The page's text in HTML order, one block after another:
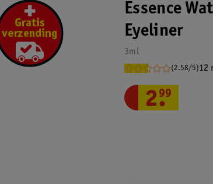
Essence
Eyeliner
3ml
(2.58/5)12
2.
99